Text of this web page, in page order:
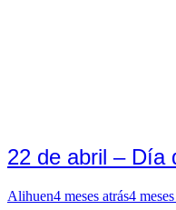
22 de abril – Día
Alihuen4 meses atrás4